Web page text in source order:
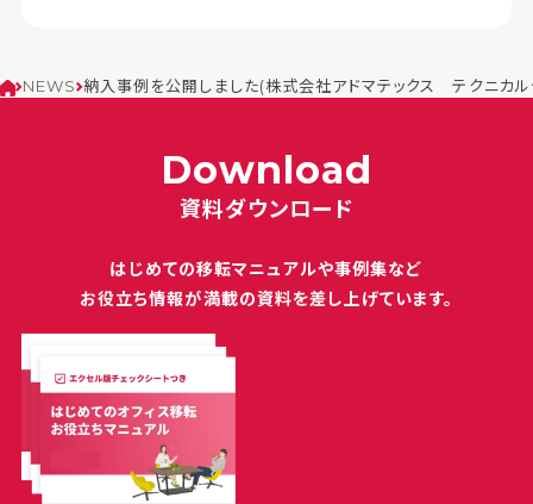
NEWS 納入事例を公開しました(株式会社アドマテックス テクニカ
Download
資料ダウンロード
はじめての移転マニュアルや事例集など
お役立ち情報が満載の資料を差し上げています。